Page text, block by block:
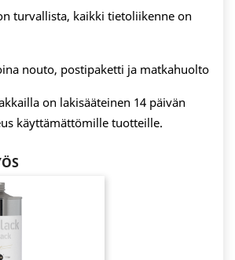
turvallista, kaikki tietoliikenne on
nouto, postipaketti ja matkahuolto
on lakisääteinen 14 päivän
käyttämättömille tuotteille.